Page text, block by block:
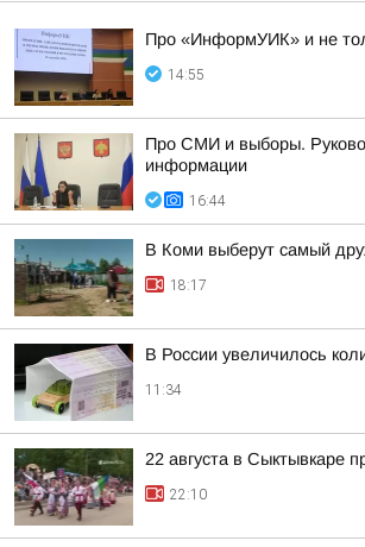
Про «ИнформУИК» и не
14:55
Про СМИ и выборы.
информации
16:44
В Коми выберут самый
18:17
В России увеличилось
11:34
22 августа в Сыктывкаре
22:10